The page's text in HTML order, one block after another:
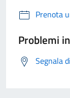
Prenota
Problemi
Segnala